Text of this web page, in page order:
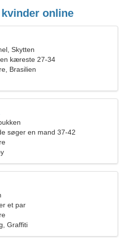
online
Skytten
kæreste 27-34
Brasilien
søger en mand 37-42
et par
Graffiti